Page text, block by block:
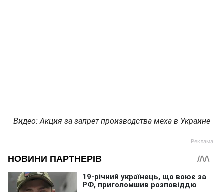
Видео: Акция за запрет производства меха в Украине